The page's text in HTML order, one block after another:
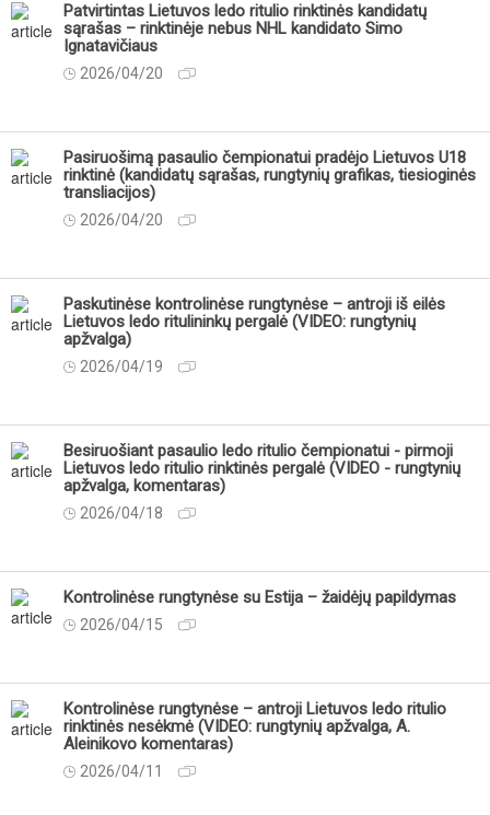
Patvirtintas Lietuvos ledo ritulio rinktinės kandidatų
sąrašas – rinktinėje nebus NHL kandidato Simo
Ignatavičiaus
2026/04/20
Pasiruošimą pasaulio čempionatui pradėjo Lietuvos U18
rinktinė (kandidatų sąrašas, rungtynių grafikas, tiesioginės
transliacijos)
2026/04/20
Paskutinėse kontrolinėse rungtynėse – antroji iš eilės
Lietuvos ledo ritulininkų pergalė (VIDEO: rungtynių
apžvalga)
2026/04/19
Besiruošiant pasaulio ledo ritulio čempionatui - pirmoji
Lietuvos ledo ritulio rinktinės pergalė (VIDEO - rungtynių
apžvalga, komentaras)
2026/04/18
Kontrolinėse rungtynėse su Estija – žaidėjų papildymas
2026/04/15
Kontrolinėse rungtynėse – antroji Lietuvos ledo ritulio
rinktinės nesėkmė (VIDEO: rungtynių apžvalga, A.
Aleinikovo komentaras)
2026/04/11